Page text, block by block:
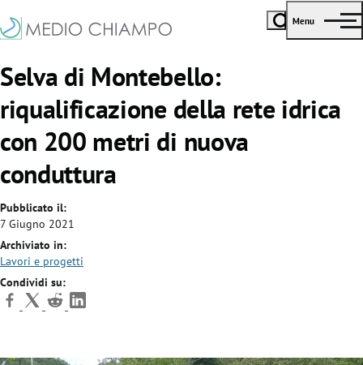
Menu
Selva di Montebello:
riqualificazione della rete idrica
con 200 metri di nuova
conduttura
Pubblicato il:
7 Giugno 2021
Archiviato in:
Lavori e progetti
Condividi su: